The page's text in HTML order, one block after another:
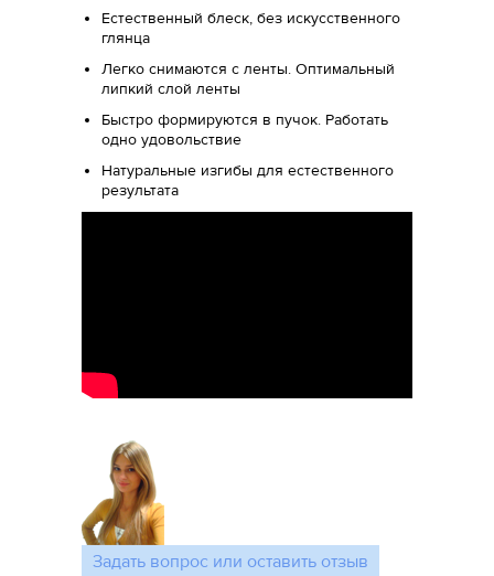
Естественный блеск, без искусственного
глянца
Легко снимаются с ленты. Оптимальный
липкий слой ленты
Быстро формируются в пучок. Работать
одно удовольствие
Натуральные изгибы для естественного
результата
Задать вопрос или оставить отзыв